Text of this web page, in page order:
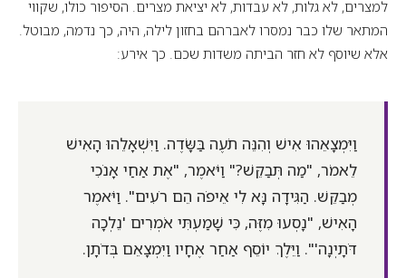
למצרים, לא גלות, לא עבדות, לא יציאת מצרים. הסיפור כולו, שקווי
המתאר שלו כבר נמסרו לאברהם בחזון לילה, היה, כך נדמה, מבוטל.
אלא שיוסף לא חזר הביתה משדות שכם. כך אירע:
וַיִּמְצָאֵהוּ אִישׁ וְהִנֵּה תֹעֶה בַּשָּׂדֶה. וַיִּשְׁאָלֵהוּ הָאִישׁ
לֵאמֹר, "מַה תְּבַקֵּשׁ?" וַיֹּאמֶר, "אֶת אַחַי אָנֹכִי
מְבַקֵּשׁ. הַגִּידָה נָּא לִי אֵיפֹה הֵם רֹעִים". וַיֹּאמֶר
הָאִישׁ, "נָסְעוּ מִזֶּה, כִּי שָׁמַעְתִּי אֹמְרִים 'נֵלְכָה
דֹּתָיְנָה'". וַיֵּלֶךְ יוֹסֵף אַחַר אֶחָיו וַיִּמְצָאֵם בְּדֹתָן.